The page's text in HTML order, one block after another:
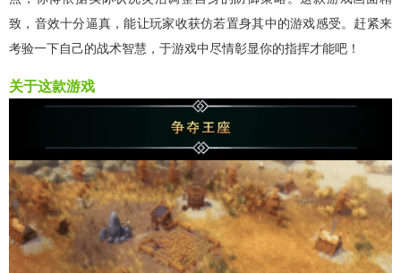
致，音效十分逼真，能让玩家收获仿若置身其中的游戏感受。赶紧来
考验一下自己的战术智慧，于游戏中尽情彰显你的指挥才能吧！
关于这款游戏